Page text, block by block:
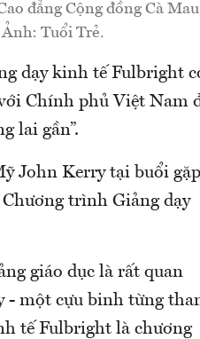
đẳng Cộng đồng Cà
Tuổi Trẻ.
dạy kinh tế Fulbright
Chính phủ Việt Nam
lai gần”.
John Kerry tại buổi gặp
trình Giảng dạy
giáo dục là rất quan
- một cựu binh từng
tế Fulbright là chương